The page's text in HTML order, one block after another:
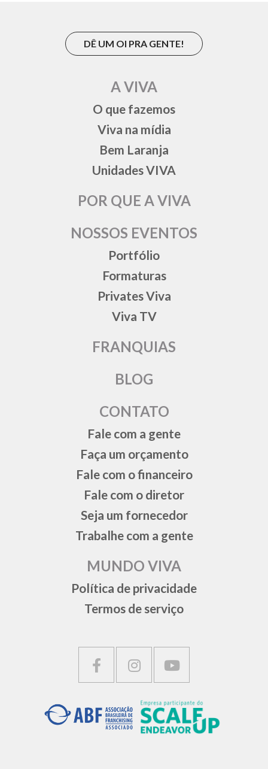
DÊ UM OI PRA GENTE!
A VIVA
O que fazemos
Viva na mídia
Bem Laranja
Unidades VIVA
POR QUE A VIVA
NOSSOS EVENTOS
Portfólio
Formaturas
Privates Viva
Viva TV
FRANQUIAS
BLOG
CONTATO
Fale com a gente
Faça um orçamento
Fale com o financeiro
Fale com o diretor
Seja um fornecedor
Trabalhe com a gente
MUNDO VIVA
Política de privacidade
Termos de serviço